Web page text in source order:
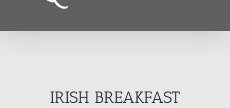
IRISH BREAKFAST